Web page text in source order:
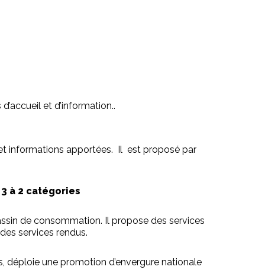
et d’information..
informations apportées. Il est proposé par
à 2 catégories
de consommation. Il propose des services
services rendus.
déploie une promotion d’envergure nationale